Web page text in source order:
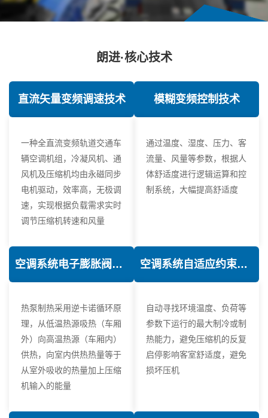
朗进·核心技术
直流矢量变频调速技术
一种全直流变频轨道交通车
辆空调机组，冷凝风机、通
风机及压缩机均由永磁同步
电机驱动，效率高，无极调
速，实现根据负载需求实时
调节压缩机转速和风量
模糊变频控制技术
通过温度、湿度、压力、客
流量、风量等参数，根据人
体舒适度进行逻辑运算和控
制系统，大幅提高舒适度
空调系统电子膨胀阀热力学优化技术
热泵制热采用逆卡诺循环原
理，从低温热源吸热（车厢
外）向高温热源（车厢内）
供热，向室内供热热量等于
从室外吸收的热量加上压缩
机输入的能量
空调系统自适应约束控制技术
自动寻找环境温度、负荷等
参数下运行的最大制冷或制
热能力，避免压缩机的反复
启停影响客室舒适度，避免
损坏压机